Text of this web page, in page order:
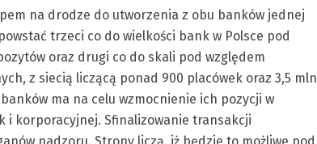
na drodze do utworzenia z obu banków jednej
trzeci co do wielkości bank w Polsce pod
oraz drugi co do skali pod względem
z siecią liczącą ponad 900 placówek oraz 3,5 mln
ma na celu wzmocnienie ich pozycji w
i korporacyjnej. Sfinalizowanie transakcji